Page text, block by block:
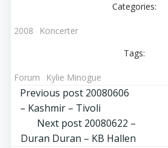
Categories:
2008
Koncerter
Tags:
Forum Kylie Minogue
Post
navigation
Previous post 20080606
– Kashmir – Tivoli
Post
Next post 20080622 –
Duran Duran – KB Hallen